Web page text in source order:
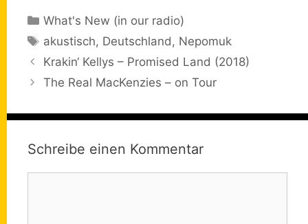
Kategorien
What's New (in our radio)
Schlagwörter
akustisch, Deutschland, Nepomuk
Krakin‘ Kellys – Promised Land (2018)
The Real MacKenzies – on Tour
Schreibe einen Kommentar